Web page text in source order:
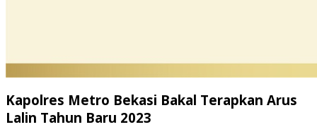
Kapolres Metro Bekasi Bakal Terapkan Arus
Lalin Tahun Baru 2023